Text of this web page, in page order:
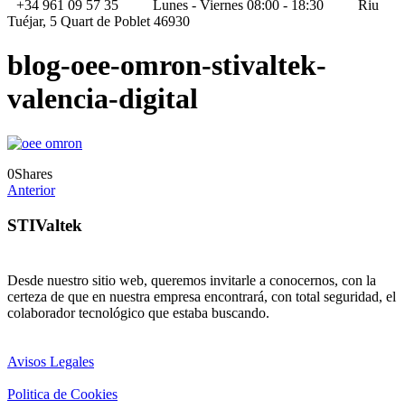
+34 961 09 57 35
Lunes - Viernes 08:00 - 18:30
Riu
Tuéjar, 5 Quart de Poblet 46930
blog-oee-omron-stivaltek-
valencia-digital
0Shares
Anterior
STIValtek
Desde nuestro sitio web, queremos invitarle a conocernos, con la
certeza de que en nuestra empresa encontrará, con total seguridad, el
colaborador tecnológico que estaba buscando.
Avisos Legales
Politica de Cookies